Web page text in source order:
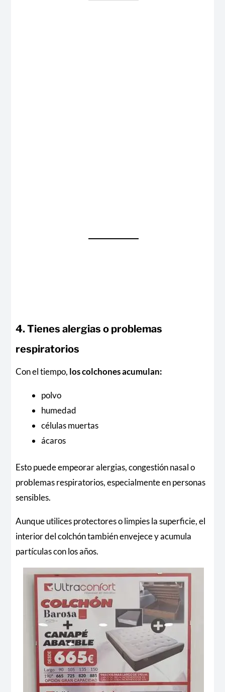
4. Tienes alergias o problemas
respiratorios
Con el tiempo, los colchones acumulan:
polvo
humedad
células muertas
ácaros
Esto puede empeorar alergias, congestión nasal o
problemas respiratorios, especialmente en personas
sensibles.
Aunque utilices protectores o limpies la superficie, el
interior del colchón también envejece y acumula
partículas con los años.